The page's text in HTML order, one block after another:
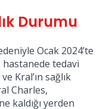
Durumu
Ocak 2024’te
tedavi
Kral’ın sağlık
Charles,
kaldığı yerden